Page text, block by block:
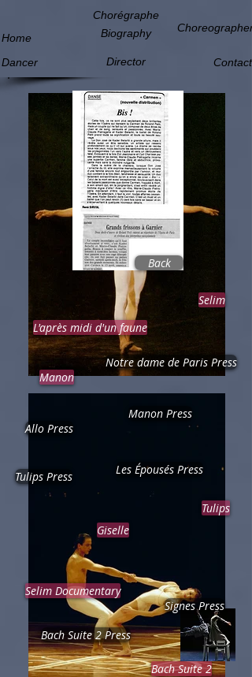
Chorégraphe
Home
Dancer
Biography
Director
Choreographer
Contact
Notre dame de Paris Press
Allo Press
Manon Press
Tulips Press Les Épousés Press
Signes Press
Bach Suite 2 Press
Selim
L'après midi d'un faune
Manon
Tulips
Giselle
Selim Documentary
Bach Suite 2
Back